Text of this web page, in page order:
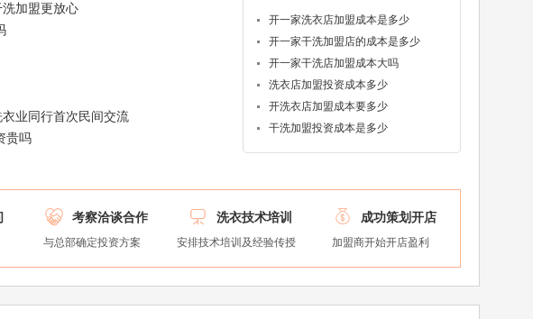
加盟更放心
业同行首次民间交流
贵吗
开一家洗衣店加盟成本是多少
开一家干洗加盟店的成本是多少
开一家干洗店加盟成本大吗
洗衣店加盟投资成本多少
开洗衣店加盟成本要多少
干洗加盟投资成本是多少
 考察洽谈合作
与总部确定投资方案
 洗衣技术培训
安排技术培训及经验传授
 成功策划开店
加盟商开始开店盈利